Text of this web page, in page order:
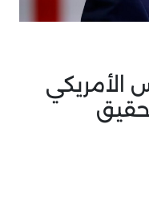
الأمريكي